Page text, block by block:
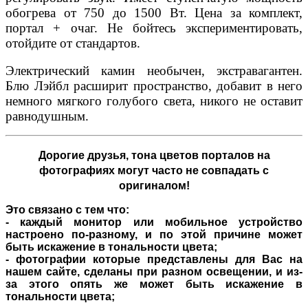
обогрева от 750 до 1500 Вт. Цена за комплект,
портал + очаг. Не бойтесь экспериментировать,
отойдите от стандартов.
Электрический камин необычен, экстравагантен.
Блю Лэйбл расширит пространство, добавит в него
немного мягкого голубого света, никого не оставит
равнодушным.
Дорогие друзья,тона цветов порталов на
фотографиях могут часто не совпадать с
оригиналом!
Это связано с тем что:
- каждый монитор или мобильное устройство
настроено по-разному, и по этой причине может
быть искажение в тональности цвета;
- фотографии которые представлены для Вас на
нашем сайте, сделаны при разном освещении, и из-
за этого опять же может быть искажение в
тональности цвета;